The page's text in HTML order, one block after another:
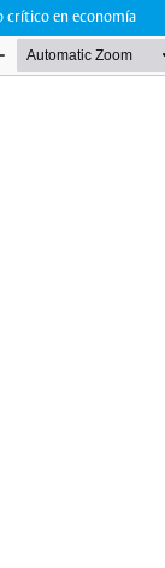
crítico en economía